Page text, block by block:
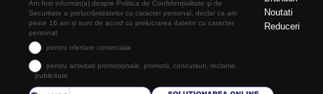
Am fost informat(a) despre Politica de Confidențialitate şi de
Securitate a prelucrăriidatelor cu caracter personal, declar ca am
peste 16 ani și sunt de acord cu prelucrarea datelor cu caracter
personal:
pentru ofertare comerciala
pentru activitati promotionale: promotii, concursuri, reclame,
publicitate
Noutati
Reduceri